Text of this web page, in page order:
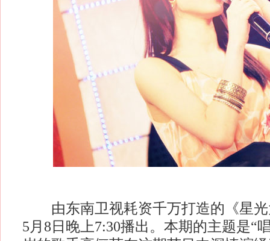
由东南卫视耗资千万打造的《星光
5月8日晚上7:30播出。本期的主题是“